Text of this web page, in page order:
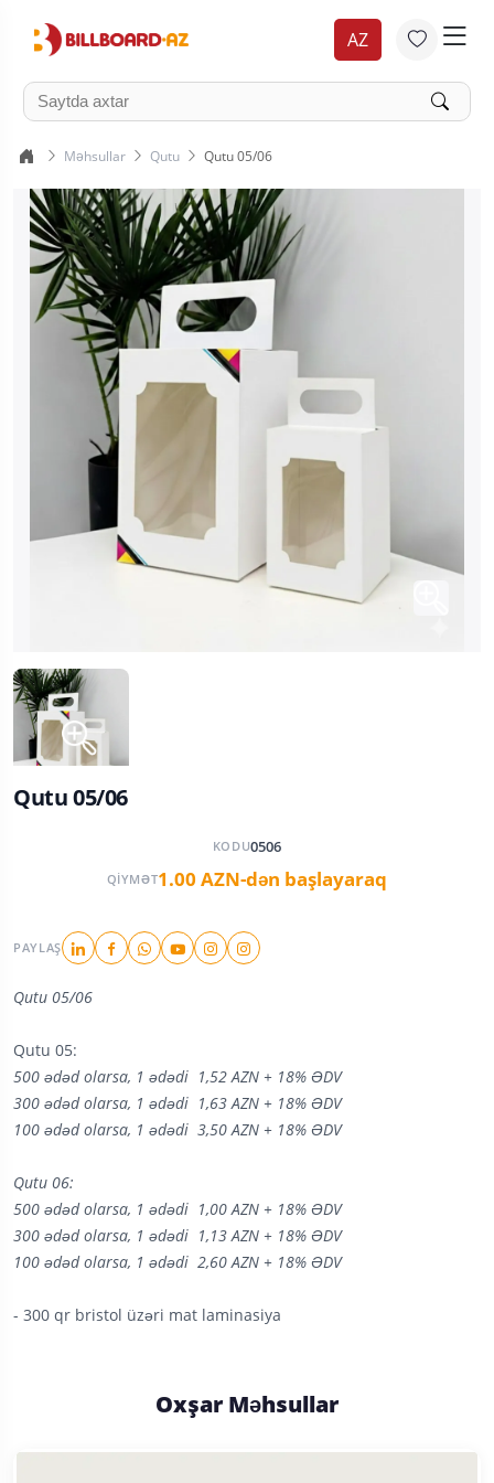
AZ
Məhsullar Qutu Qutu 05/06
Qutu 05/06
KODU0506
QIYMƏT1.00 AZN-dən başlayaraq
PAYLAŞ
Qutu 05/06
Qutu 05:
500 ədəd olarsa, 1 ədədi 1,52 AZN + 18% ƏDV
300 ədəd olarsa, 1 ədədi 1,63 AZN + 18% ƏDV
100 ədəd olarsa, 1 ədədi 3,50 AZN + 18% ƏDV
Qutu 06:
500 ədəd olarsa, 1 ədədi 1,00 AZN + 18% ƏDV
300 ədəd olarsa, 1 ədədi 1,13 AZN + 18% ƏDV
100 ədəd olarsa, 1 ədədi 2,60 AZN + 18% ƏDV
- 300 qr bristol üzəri mat laminasiya
Oxşar Məhsullar